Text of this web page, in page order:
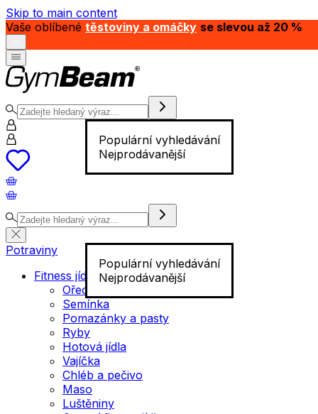
Skip to main content
Vaše oblíbené těstoviny a omáčky se slevou až 20 %
Populární vyhledávání
Nejprodávanější
Populární vyhledávání
Nejprodávanější
Potraviny
Fitness jídlo
Ořechy
Semínka
Pomazánky a pasty
Ryby
Hotová jídla
Vajíčka
Chléb a pečivo
Maso
Luštěniny